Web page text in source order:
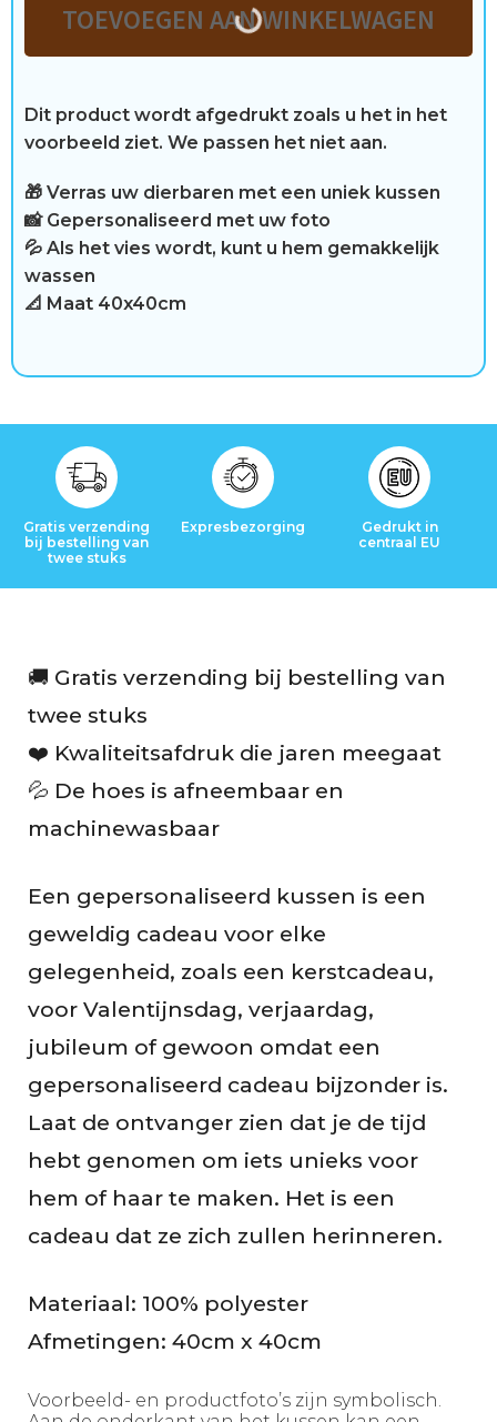
j
d
o
n
t
B
e
o
r
d
e
l
n
g
e
TOEVOEGEN AAN WINKELWAGEN
Dit product wordt afgedrukt zoals u het in het
voorbeeld ziet. We passen het niet aan.
🎁 Verras uw dierbaren met een uniek kussen
📸 Gepersonaliseerd met uw foto
💦 Als het vies wordt, kunt u hem gemakkelijk
wassen
📐 Maat 40x40cm
Gratis verzending
bij bestelling van
twee stuks
Expresbezorging
Gedrukt in
centraal EU
🚚 Gratis verzending bij bestelling van
twee stuks
❤️ Kwaliteitsafdruk die jaren meegaat
💦 De hoes is afneembaar en
machinewasbaar
Een gepersonaliseerd kussen is een
geweldig cadeau voor elke
gelegenheid, zoals een kerstcadeau,
voor Valentijnsdag, verjaardag,
jubileum of gewoon omdat een
gepersonaliseerd cadeau bijzonder is.
Laat de ontvanger zien dat je de tijd
hebt genomen om iets unieks voor
hem of haar te maken. Het is een
cadeau dat ze zich zullen herinneren.
Materiaal: 100% polyester
Afmetingen: 40cm x 40cm
Voorbeeld- en productfoto’s zijn symbolisch.